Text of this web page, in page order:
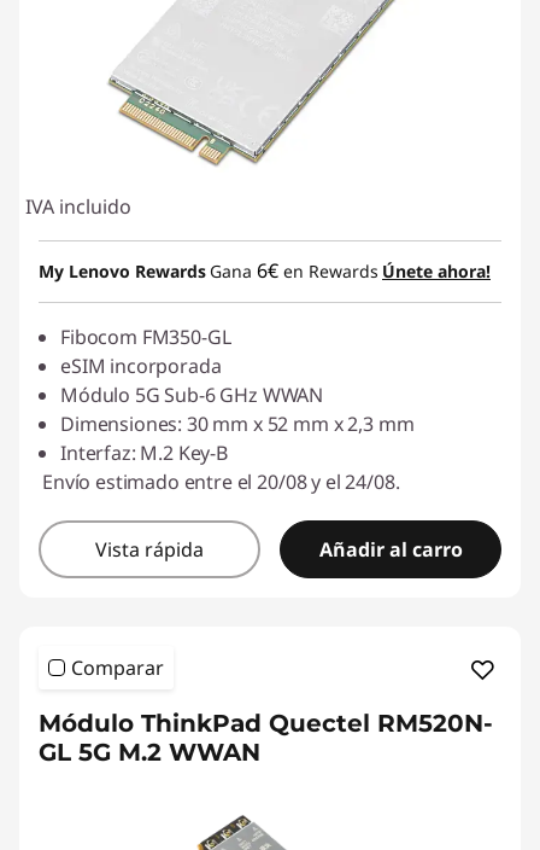
IVA incluido
My Lenovo Rewards Gana 6€ en Rewards Únete ahora!
Fibocom FM350-GL
eSIM incorporada
Módulo 5G Sub-6 GHz WWAN
Dimensiones: 30 mm x 52 mm x 2,3 mm
Interfaz: M.2 Key-B
Envío estimado entre el 20/08 y el 24/08.
Vista rápida Añadir al carro
Comparar
Módulo ThinkPad Quectel RM520N-
GL 5G M.2 WWAN